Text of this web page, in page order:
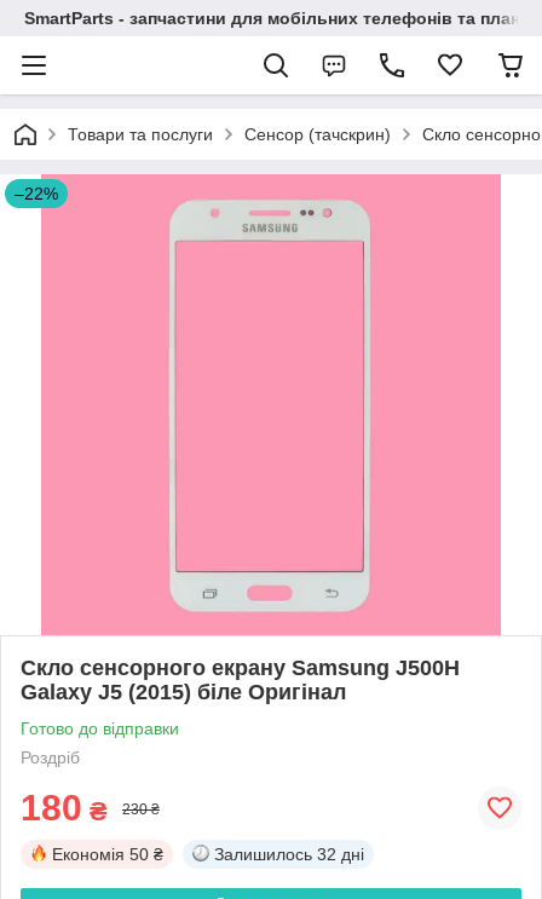
SmartParts - запчастини для мобільних телефонів та
Товари та послуги Сенсор (тачскрин) Скло
–22%
Скло сенсорного екрану Samsung J500H
Galaxy J5 (2015) біле Оригінал
Готово до відправки
Роздріб
180 ₴ 230 ₴
Економія 50 ₴ Залишилось 32 дні